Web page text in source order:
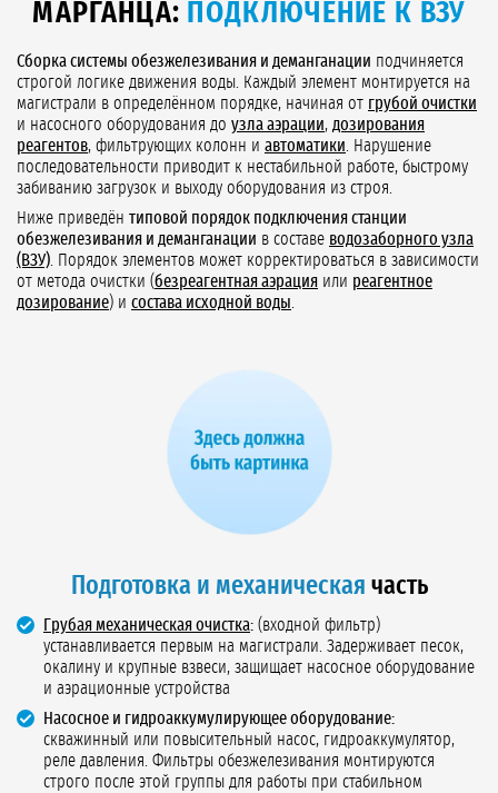
МАРГАНЦА: ПОДКЛЮЧЕНИЕ К ВЗУ
Сборка системы обезжелезивания и деманганации подчиняется
строгой логике движения воды. Каждый элемент монтируется на
магистрали в определённом порядке, начиная от грубой очистки
и насосного оборудования до узла аэрации, дозирования
реагентов, фильтрующих колонн и автоматики . Нарушение
последовательности приводит к нестабильной работе, быстрому
забиванию загрузок и выходу оборудования из строя.
Ниже приведён типовой порядок подключения станции
обезжелезивания и деманганации в составе водозаборного узла
(ВЗУ) . Порядок элементов может корректироваться в зависимости
от метода очистки (безреагентная аэрация или реагентное
дозирование) и состава исходной воды
Подготовка и механическая часть
Грубая механическая очистка: (входной фильтр)
устанавливается первым на магистрали. Задерживает песок,
окалину и крупные взвеси, защищает насосное оборудование
и аэрационные устройства
Насосное и гидроаккумулирующее оборудование:
скважинный или повысительный насос, гидроаккумулятор,
реле давления. Фильтры обезжелезивания монтируются
строго после этой группы для работы при стабильном